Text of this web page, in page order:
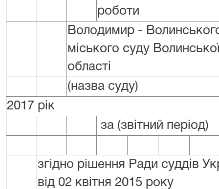
роботи
Володимир -
міського суду
області
(назва суду)
2017 рік
за (звітний період)
згідно рішення Ради суддів
від 02 квітня 2015 року